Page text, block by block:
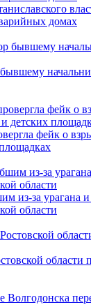
домах
фейк о
из-за урагана и
области